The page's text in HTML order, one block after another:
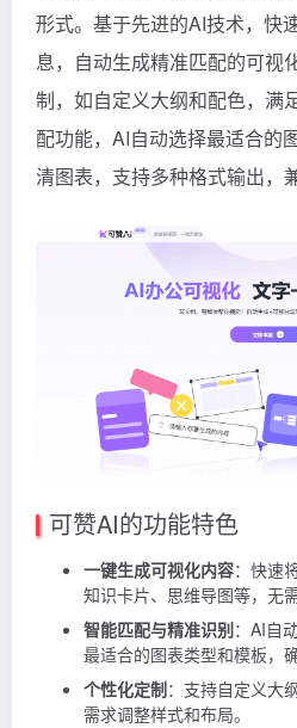
形式。基于先进的AI技术，快
息，自动生成精准匹配的可视
制，如自定义大纲和配色，满
配功能，AI自动选择最适合的
清图表，支持多种格式输出，
可赞AI的功能特色
一键生成可视化内容：快速
知识卡片、思维导图等，无
智能匹配与精准识别：AI自
最适合的图表类型和模板，
个性化定制：支持自定义大
需求调整样式和布局。